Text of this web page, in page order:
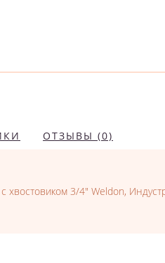
ОТЗЫВЫ (0)
хвостовиком 3/4" Weldon,